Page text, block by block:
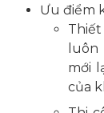
Ưu điểm
Thiết
mới
của